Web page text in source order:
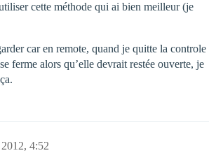
cette méthode qui ai bien meilleur (je
car en remote, quand je quitte la controle
ferme alors qu’elle devrait restée ouverte, je
4:52